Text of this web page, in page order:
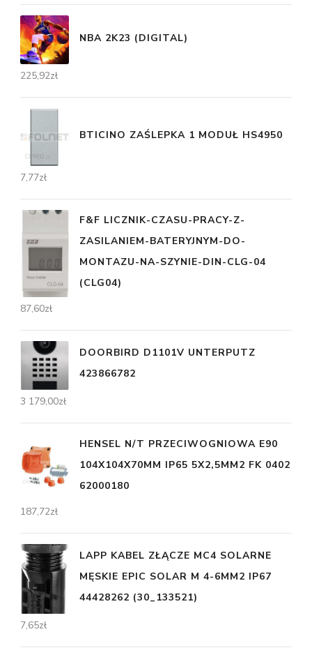
NBA 2K23 (DIGITAL)
225,92zł
BTICINO ZAŚLEPKA 1 MODUŁ HS4950
7,77zł
F&F LICZNIK-CZASU-PRACY-Z-
ZASILANIEM-BATERYJNYM-DO-
MONTAZU-NA-SZYNIE-DIN-CLG-04
(CLG04)
87,60zł
DOORBIRD D1101V UNTERPUTZ
423866782
3 179,00zł
HENSEL N/T PRZECIWOGNIOWA E90
104X104X70MM IP65 5X2,5MM2 FK 0402
62000180
187,72zł
LAPP KABEL ZŁĄCZE MC4 SOLARNE
MĘSKIE EPIC SOLAR M 4-6MM2 IP67
44428262 (30_133521)
7,65zł